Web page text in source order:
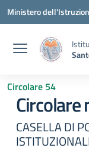
Vai ai contenuti
Vai al menu di
Vai al footer
Ministero
Circolare 54
CASELLA DI